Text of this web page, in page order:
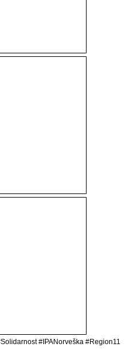
#IPANorveška #Region11